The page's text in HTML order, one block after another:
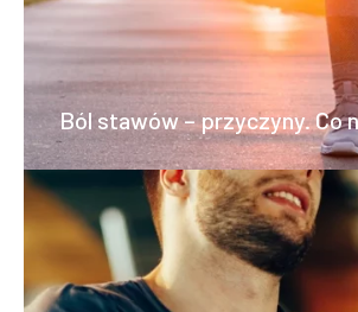
Ból stawów – przyczyny. Co